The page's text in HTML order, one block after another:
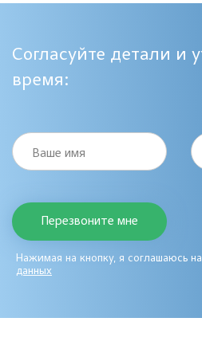
Согласуйте детали и
время:
Ваше имя
Нажимая на кнопку, я соглашаюсь на
данных